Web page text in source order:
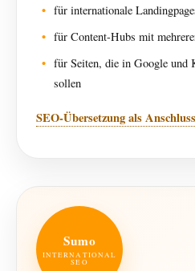
für internationale
für Content-Hubs mit
für Seiten, die in Google und
sollen
SEO-Übersetzung als
Sumo
INTERNATIONAL
SEO